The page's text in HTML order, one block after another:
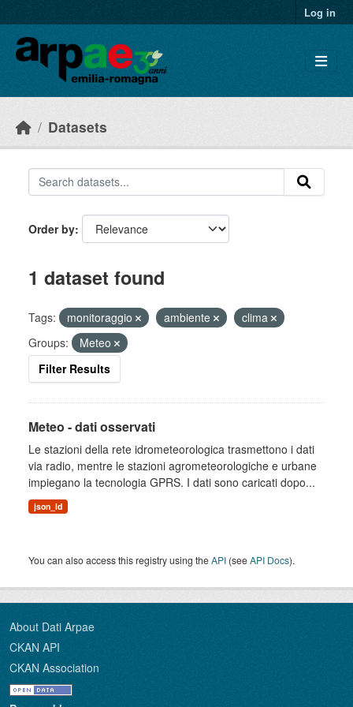
Log in
Datasets
Order by
1 dataset found
Tags: monitoraggio ambiente
clima
Groups:
Meteo
Filter Results
Meteo - dati osservati
Le stazioni della rete idrometeorologica trasmettono i dati
via radio, mentre le stazioni agrometeorologiche e urbane
impiegano la tecnologia GPRS. I dati sono caricati dopo...
json_ld
You can also access this registry using theAPI (seeAPI Docs).
About Dati Arpae
CKAN API
CKAN Association